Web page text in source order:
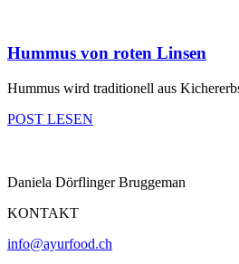
Hummus von roten Linsen
Hummus wird traditionell aus
POST LESEN
Daniela Dörflinger Bruggeman
KONTAKT
info@ayurfood.ch